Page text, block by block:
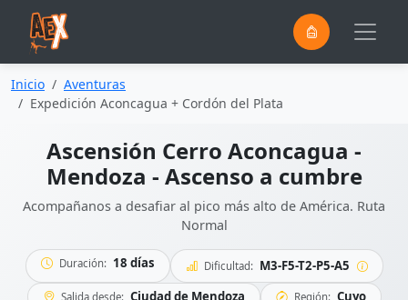
Inicio
Aventuras
Expedición Aconcagua + Cordón del Plata
Ascensión Cerro Aconcagua -
Mendoza - Ascenso a cumbre
Acompañanos a desafiar al pico más alto de América. Ruta
Normal
Duración: 18 días Dificultad: M3-F5-T2-P5-A5
Salida desde: Ciudad de Mendoza Región: Cuyo